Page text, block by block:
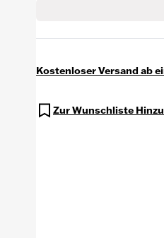
Kostenloser Versand ab
Zur Wunschliste